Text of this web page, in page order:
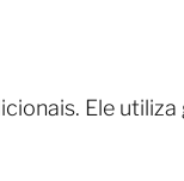
Ele utiliza